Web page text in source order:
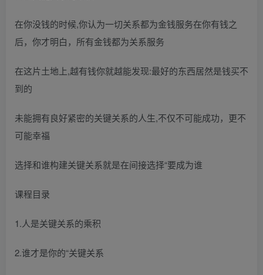
在你没钱的时候,你认为一切关系都为金钱服务在你有钱之
后，你才明白，所有金钱都为关系服务
在这片土地上,越有钱你就越能发现:最好的东西居然是钱买不
到的
未能拥有良好紧密的关键关系的人生,不仅不可能成功，更不
可能幸福
选择和谁构建关键关系就是在间接选择“要成为谁
课程目录
1.人是关键关系的乘积
2.谁才是你的“关键关系